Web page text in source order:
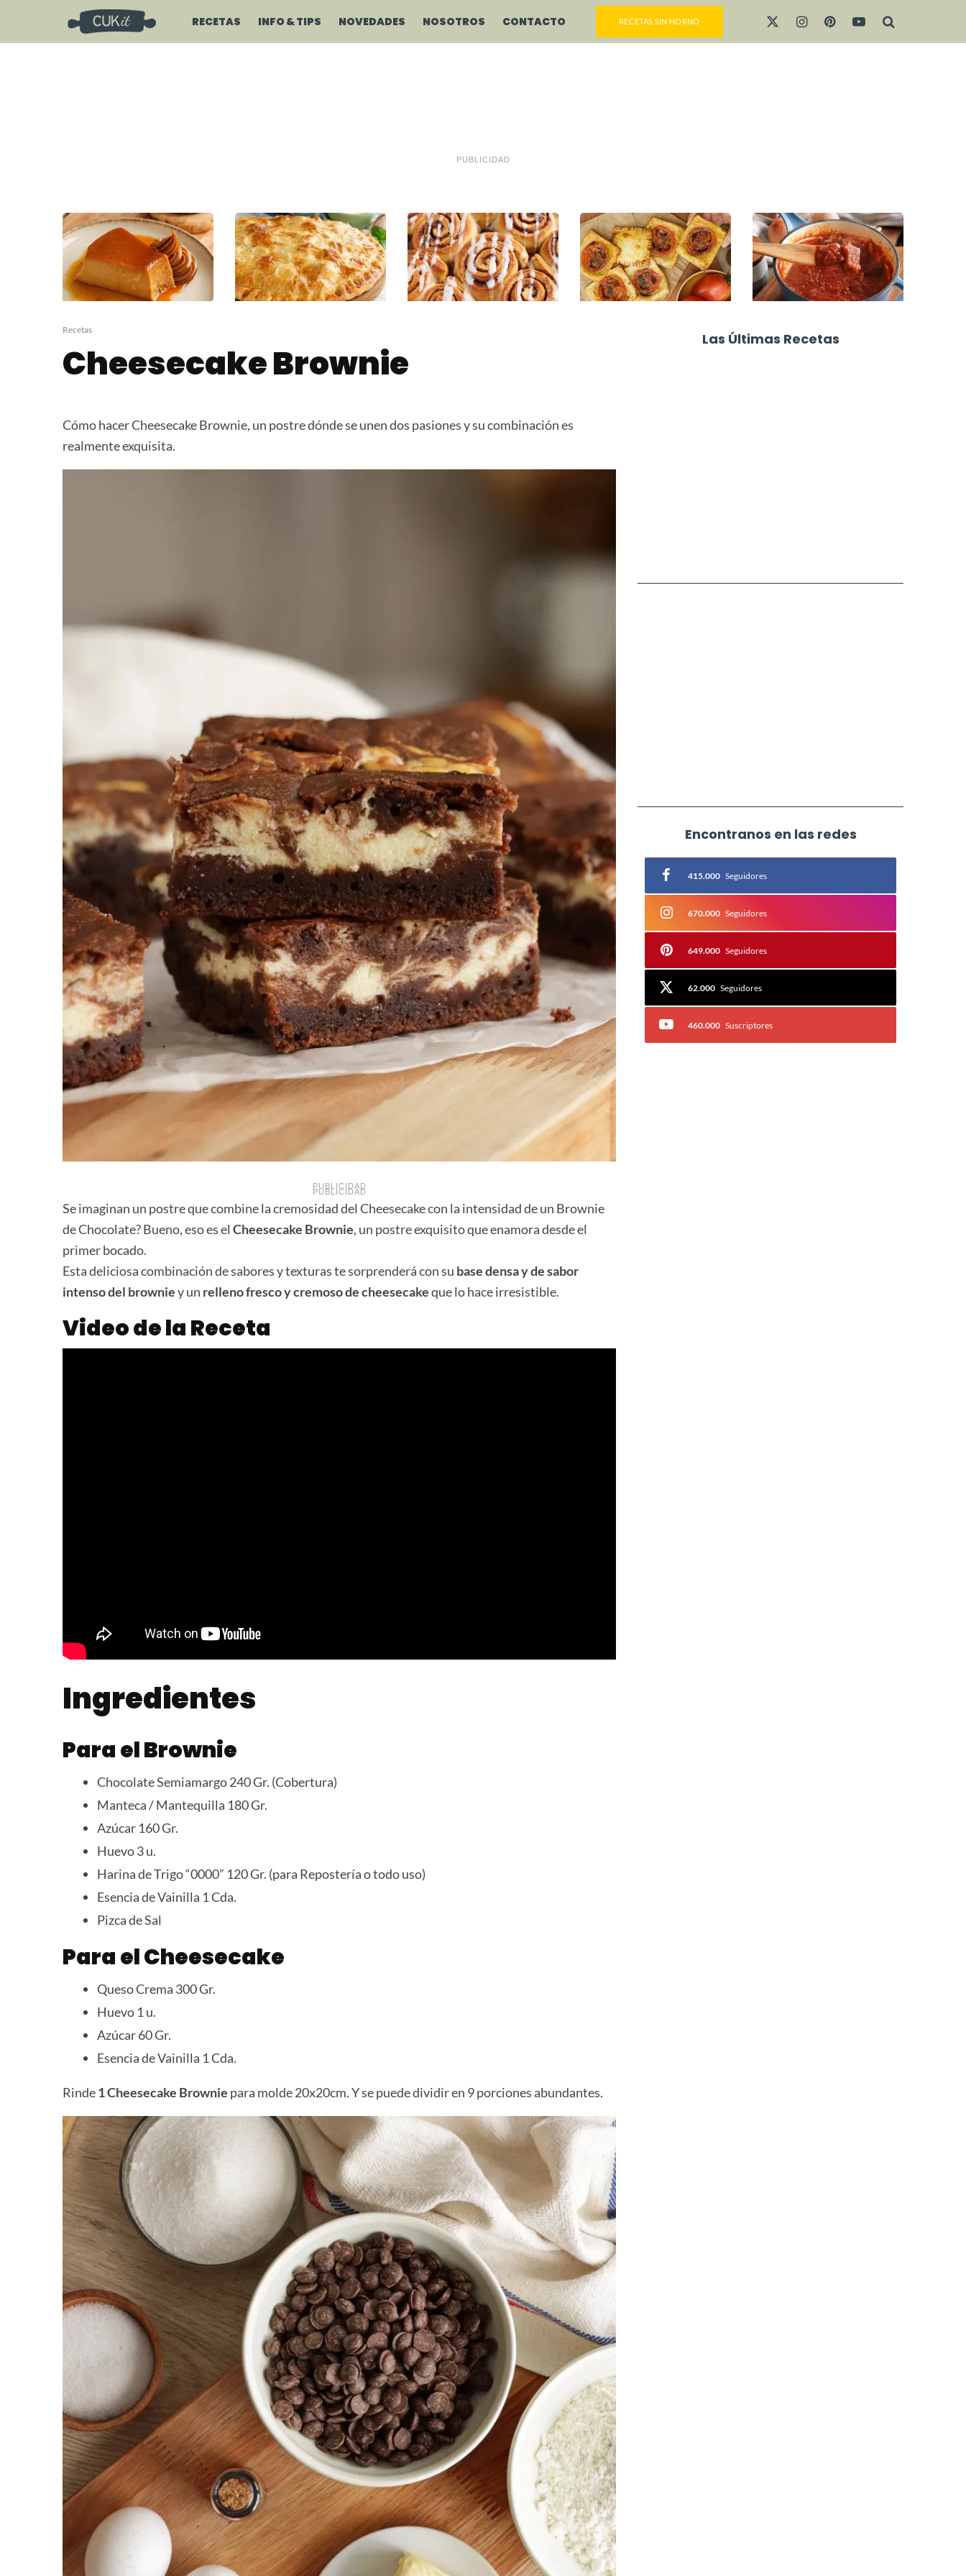
RECETAS INFO & TIPS NOVEDADES NOSOTROS CONTACTO RECETAS SIN HORNO
PUBLICIDAD
Flan de Dulce de Leche
Recetas
Cheesecake Brownie
Cómo hacer Cheesecake Brownie, un postre dónde se unen dos pasiones y su combinación es
realmente exquisita.
PUBLICIDAD
PUBLICIDAD
Se imaginan un postre que combine la cremosidad del Cheesecake con la intensidad de un Brownie
de Chocolate? Bueno, eso es el Cheesecake Brownie, un postre exquisito que enamora desde el
primer bocado.
Esta deliciosa combinación de sabores y texturas te sorprenderá con su base densa y de sabor
intenso del browniey un relleno fresco y cremoso de cheesecakeque lo hace irresistible.
Video de la Receta
Ingredientes
Para el Brownie
Chocolate Semiamargo 240 Gr. (Cobertura)
Manteca / Mantequilla 180 Gr.
Azúcar 160 Gr.
Huevo 3 u.
Harina de Trigo “0000” 120 Gr. (para Repostería o todo uso)
Esencia de Vainilla 1 Cda.
Pizca de Sal
Para el Cheesecake
Queso Crema 300 Gr.
Huevo 1 u.
Azúcar 60 Gr.
Esencia de Vainilla 1 Cda.
Rinde1 Cheesecake Brownie para molde 20x20cm. Y se puede dividir en 9 porciones abundantes.
Las Últimas Recetas
Encontranos en las redes
415.000 Seguidores
670.000 Seguidores
649.000 Seguidores
62.000 Seguidores
460.000 Suscriptores